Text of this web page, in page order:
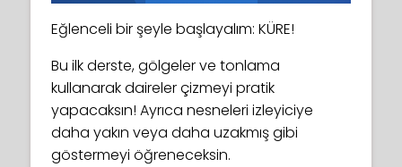
Eğlenceli bir şeyle başlayalım: KÜRE!
Bu ilk derste, gölgeler ve tonlama
kullanarak daireler çizmeyi pratik
yapacaksın! Ayrıca nesneleri izleyiciye
daha yakın veya daha uzakmış gibi
göstermeyi öğreneceksin.